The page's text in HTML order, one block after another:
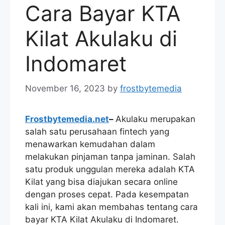
Cara Bayar KTA
Kilat Akulaku di
Indomaret
November 16, 2023 by frostbytemedia
Frostbytemedia.net– Akulaku merupakan
salah satu perusahaan fintech yang
menawarkan kemudahan dalam
melakukan pinjaman tanpa jaminan. Salah
satu produk unggulan mereka adalah KTA
Kilat yang bisa diajukan secara online
dengan proses cepat. Pada kesempatan
kali ini, kami akan membahas tentang cara
bayar KTA Kilat Akulaku di Indomaret.